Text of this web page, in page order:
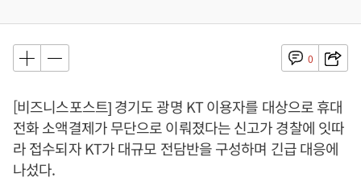
0
[비즈니스포스트] 경기도 광명 KT 이용자를 대상으로 휴대
전화 소액결제가 무단으로 이뤄졌다는 신고가 경찰에 잇따
라 접수되자 KT가 대규모 전담반을 구성하며 긴급 대응에
나섰다.